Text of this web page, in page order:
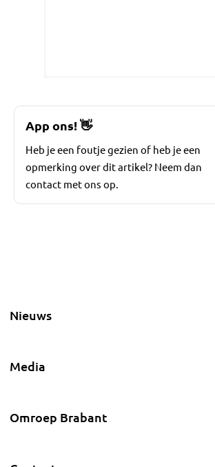
App ons!👋
Heb je een foutje gezien of heb je een
opmerking over dit artikel? Neem dan
contact met ons op.
Nieuws
Media
Omroep Brabant